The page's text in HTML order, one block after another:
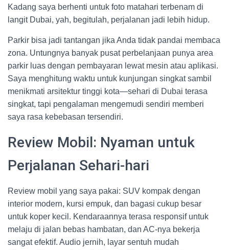
Kadang saya berhenti untuk foto matahari terbenam di
langit Dubai, yah, begitulah, perjalanan jadi lebih hidup.
Parkir bisa jadi tantangan jika Anda tidak pandai membaca
zona. Untungnya banyak pusat perbelanjaan punya area
parkir luas dengan pembayaran lewat mesin atau aplikasi.
Saya menghitung waktu untuk kunjungan singkat sambil
menikmati arsitektur tinggi kota—sehari di Dubai terasa
singkat, tapi pengalaman mengemudi sendiri memberi
saya rasa kebebasan tersendiri.
Review Mobil: Nyaman untuk
Perjalanan Sehari-hari
Review mobil yang saya pakai: SUV kompak dengan
interior modern, kursi empuk, dan bagasi cukup besar
untuk koper kecil. Kendaraannya terasa responsif untuk
melaju di jalan bebas hambatan, dan AC-nya bekerja
sangat efektif. Audio jernih, layar sentuh mudah